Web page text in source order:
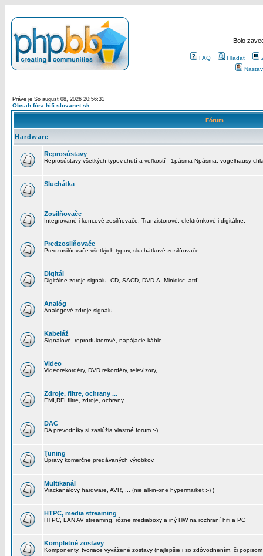
Bolo
FAQ Hľadať
Práve je So august 08, 2026 20:56:31
Obsah fóra hifi.slovanet.sk
Fórum
Hardware
Reprosústavy
Reprosústavy všetkých typov,chutí a veľkostí - 1pásma-Npásma, vogelhausy-
Sluchátka
Zosilňovače
Integrované i koncové zosilňovače. Tranzistorové, elektrónkové i digitálne.
Predzosilňovače
Predzosilňovače všetkých typov, sluchátkové zosilňovače.
Digitál
Digitálne zdroje signálu. CD, SACD, DVD-A, Minidisc, atď...
Analóg
Analógové zdroje signálu.
Kabeláž
Signálové, reproduktorové, napájacie káble.
Video
Videorekordéry, DVD rekordéry, televízory, ...
Zdroje, filtre, ochrany ...
EMI,RFI filtre, zdroje, ochrany ...
DAC
DA prevodníky si zaslúžia vlastné forum :-)
Tuning
Úpravy komerčne predávaných výrobkov.
Multikanál
Viackanálovy hardware, AVR, ... (nie all-in-one hypermarket :-) )
HTPC, media streaming
HTPC, LAN AV streaming, rôzne mediaboxy a iný HW na rozhraní hifi a PC
Kompletné zostavy
Komponenty, tvoriace vyvážené zostavy (najlepšie i so zdôvodnením, či